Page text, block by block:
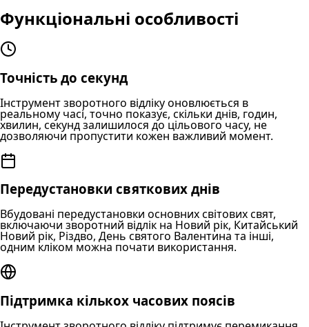
Функціональні особливості
Точність до секунд
Інструмент зворотного відліку оновлюється в
реальному часі, точно показує, скільки днів, годин,
хвилин, секунд залишилося до цільового часу, не
дозволяючи пропустити кожен важливий момент.
Передустановки святкових днів
Вбудовані передустановки основних світових свят,
включаючи зворотний відлік на Новий рік, Китайський
Новий рік, Різдво, День святого Валентина та інші,
одним кліком можна почати використання.
Підтримка кількох часових поясів